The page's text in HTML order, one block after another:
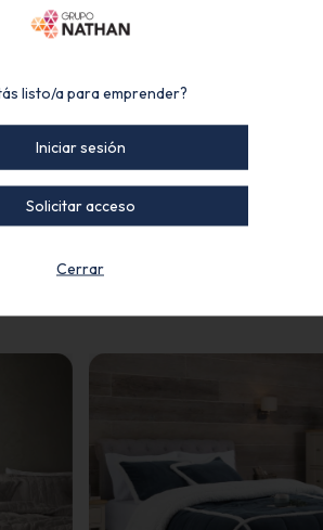
la frescura y el confort durante toda la noche.
a su espacio sin sacrificar funcionalidad.
premium y de un diseño que le da a tu
listo/a para emprender?
Iniciar sesión
Solicitar acceso
Cerrar